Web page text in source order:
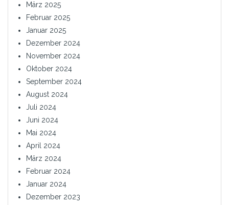
März 2025
Februar 2025
Januar 2025
Dezember 2024
November 2024
Oktober 2024
September 2024
August 2024
Juli 2024
Juni 2024
Mai 2024
April 2024
März 2024
Februar 2024
Januar 2024
Dezember 2023